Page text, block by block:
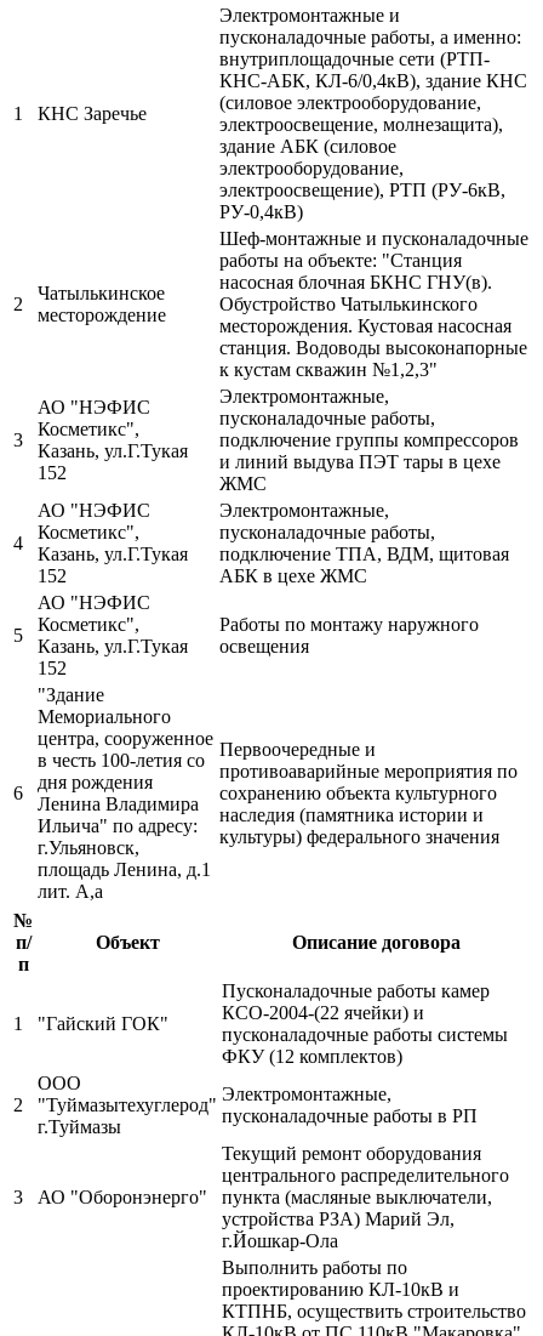
1 КНС Заречье
Электромонтажные и
пусконаладочные работы, а именно:
внутриплощадочные сети (РТП-
КНС-АБК, КЛ-6/0,4кВ), здание КНС
(силовое электрооборудование,
электроосвещение, молнезащита),
здание АБК (силовое
электрооборудование,
электроосвещение), РТП (РУ-6кВ,
РУ-0,4кВ)
2
Чатылькинское
месторождение
Шеф-монтажные и пусконаладочные
работы на объекте: "Станция
насосная блочная БКНС ГНУ(в).
Обустройство Чатылькинского
месторождения. Кустовая насосная
станция. Водоводы высоконапорные
к кустам скважин №1,2,3"
3
АО "НЭФИС
Косметикс",
Казань, ул.Г.Тукая
152
Электромонтажные,
пусконаладочные работы,
подключение группы компрессоров
и линий выдува ПЭТ тары в цехе
ЖМС
4
АО "НЭФИС
Косметикс",
Казань, ул.Г.Тукая
152
Электромонтажные,
пусконаладочные работы,
подключение ТПА, ВДМ, щитовая
АБК в цехе ЖМС
5
АО "НЭФИС
Косметикс",
Казань, ул.Г.Тукая
152
Работы по монтажу наружного
освещения
6
"Здание
Мемориального
центра, сооруженное
в честь 100-летия со
дня рождения
Ленина Владимира
Ильича" по адресу:
г.Ульяновск,
площадь Ленина, д.1
лит. А,а
Первоочередные и
противоаварийные мероприятия по
сохранению объекта культурного
наследия (памятника истории и
культуры) федерального значения
№
п/
п
Объект Описание договора
1 "Гайский ГОК"
Пусконаладочные работы камер
КСО-2004-(22 ячейки) и
пусконаладочные работы системы
ФКУ (12 комплектов)
2
ООО
"Туймазытехуглерод"
г.Туймазы
Электромонтажные,
пусконаладочные работы в РП
3 АО "Оборонэнерго"
Текущий ремонт оборудования
центрального распределительного
пункта (масляные выключатели,
устройства РЗА) Марий Эл,
г.Йошкар-Ола
Выполнить работы по
проектированию КЛ-10кВ и
КТПНБ, осуществить строительство